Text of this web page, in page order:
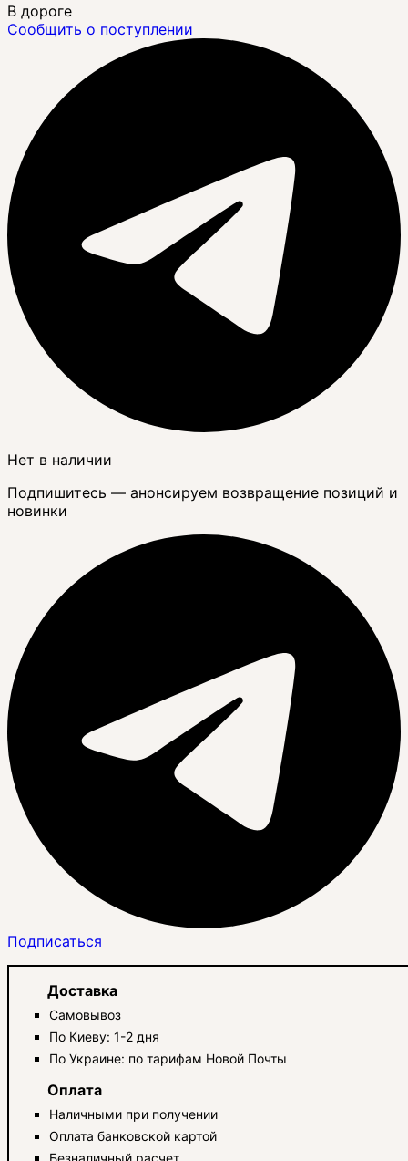
В дороге
Сообщить о поступлении
Нет в наличии
Подпишитесь — анонсируем возвращение позиций и
новинки
Подписаться
Доставка
Самовывоз
По Киеву: 1-2 дня
По Украине: по тарифам Новой Почты
Оплата
Наличными при получении
Оплата банковской картой
Безналичный расчет